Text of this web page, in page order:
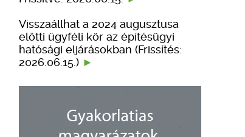
Visszaállhat a 2024 augusztusa
előtti ügyféli kör az építésügyi
hatósági eljárásokban (Frissítés:
2026.06.15.)